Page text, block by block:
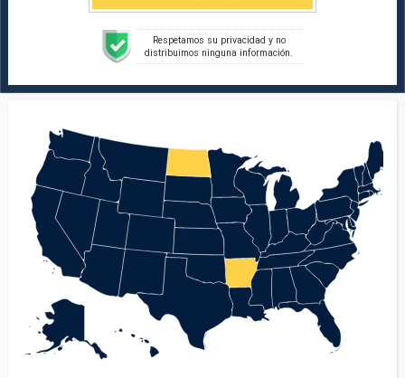
Respetamos su privacidad y no
distribuimos ninguna información.